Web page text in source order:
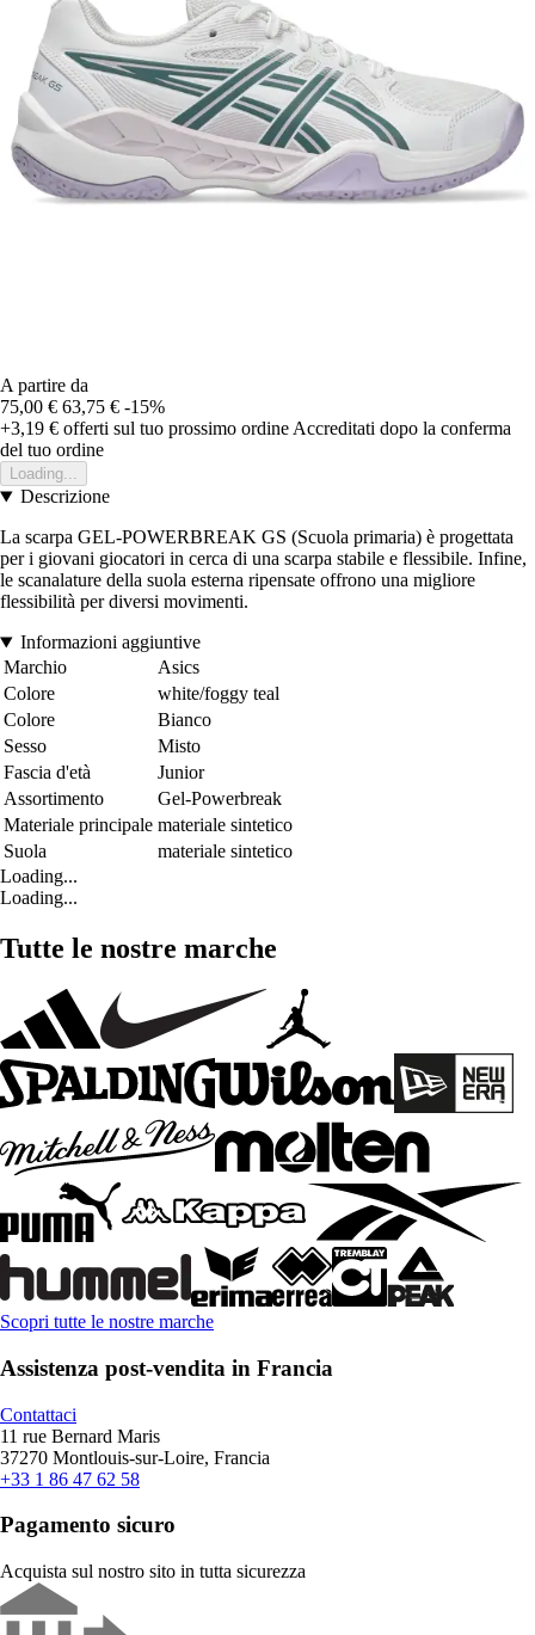
A partire da
75,00 € 63,75 € -15%
+3,19 € offerti sul tuo prossimo ordine Accreditati dopo la conferma
del tuo ordine
Loading...
Descrizione
La scarpa GEL-POWERBREAK GS (Scuola primaria) è progettata
per i giovani giocatori in cerca di una scarpa stabile e flessibile. Infine,
le scanalature della suola esterna ripensate offrono una migliore
flessibilità per diversi movimenti.
Informazioni aggiuntive
Marchio
Asics
Colore
white/foggy teal
Colore
Bianco
Sesso
Misto
Fascia d'età
Junior
Assortimento
Gel-Powerbreak
Materiale principale materiale sintetico
Suola
materiale sintetico
Loading...
Loading...
Tutte le nostre marche
Scopri tutte le nostre marche
Assistenza post-vendita in Francia
Contattaci
11 rue Bernard Maris
37270 Montlouis-sur-Loire, Francia
+33 1 86 47 62 58
Pagamento sicuro
Acquista sul nostro sito in tutta sicurezza